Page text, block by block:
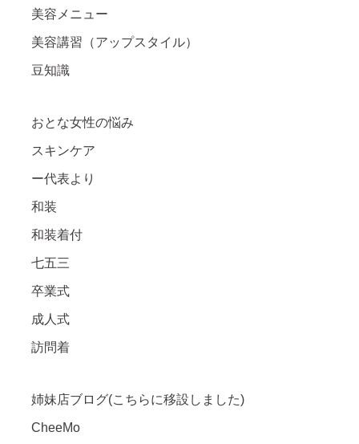
美容メニュー
美容講習（アップスタイル）
豆知識
おとな女性の悩み
スキンケア
ー代表より
和装
和装着付
七五三
卒業式
成人式
訪問着
姉妹店ブログ(こちらに移設しました)
CheeMo